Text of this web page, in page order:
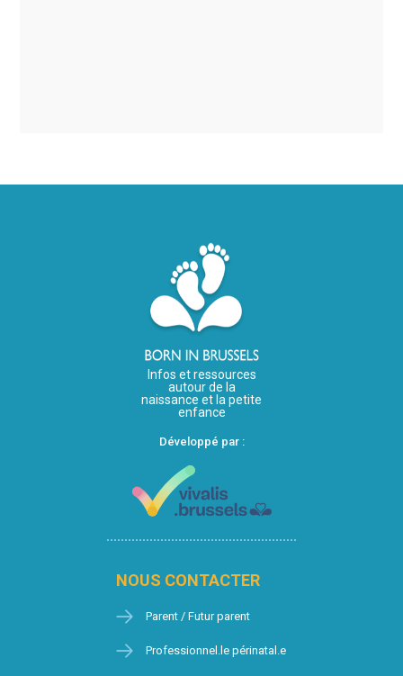
Infos et ressources
autour de la
naissance et la petite
enfance
Développé par :
NOUS CONTACTER
Parent / Futur parent
Professionnel.le périnatal.e